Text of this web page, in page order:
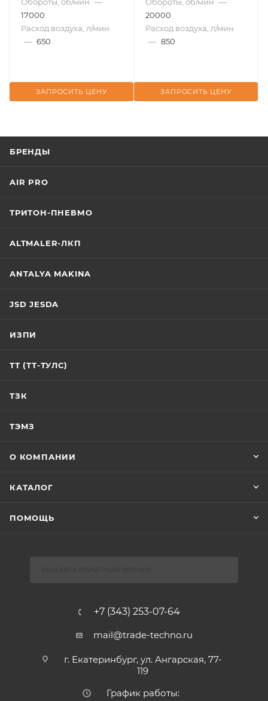
17000
Расход воздуха, л/мин
— 650
ЗАПРОСИТЬ ЦЕНУ
20000
Расход воздуха, л/мин
— 850
ЗАПРОСИТЬ ЦЕНУ
БРЕНДЫ
AIR PRO
ТРИТОН-ПНЕВМО
ALTMALER-ЛКП
ANTALYA MAKINA
JSD JESDA
ИЗПИ
ТТ (ТТ-ТУЛС)
ТЗК
ТЭМЗ
О КОМПАНИИ
КАТАЛОГ
ПОМОЩЬ
+7 (343) 253-07-64
mail@trade-techno.ru
г. Екатеринбург, ул. Ангарская, 77-
119
График работы: